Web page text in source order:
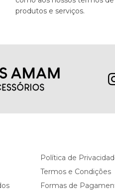
produtos e serviços.
Política de
Termos e Condições
Formas de